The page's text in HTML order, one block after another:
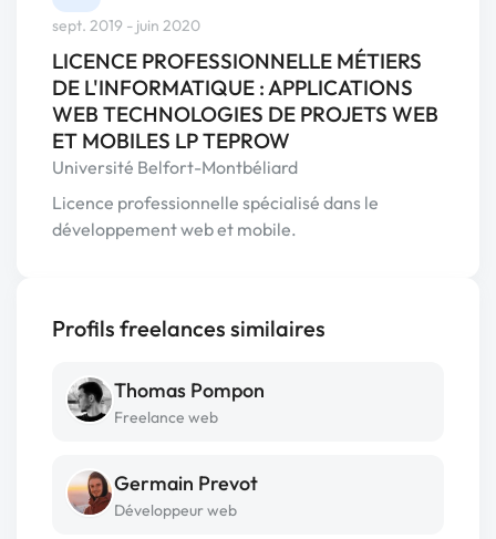
sept. 2019 - juin 2020
LICENCE PROFESSIONNELLE MÉTIERS
DE L'INFORMATIQUE : APPLICATIONS
WEB TECHNOLOGIES DE PROJETS WEB
ET MOBILES LP TEPROW
Université Belfort-Montbéliard
Licence professionnelle spécialisé dans le
développement web et mobile.
Profils freelances similaires
Thomas Pompon
Freelance web
Germain Prevot
Développeur web